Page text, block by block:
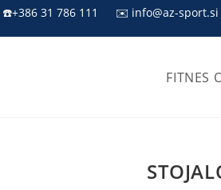
☎️+386 31 786 111 ✉️ info@az-sport.si
FITNES